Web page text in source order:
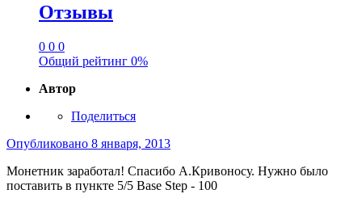
Отзывы
0 0 0
Общий рейтинг 0%
Автор
Поделиться
Опубликовано 8 января, 2013
Монетник заработал! Спасибо А.Кривоносу. Нужно было
поставить в пункте 5/5 Base Step - 100